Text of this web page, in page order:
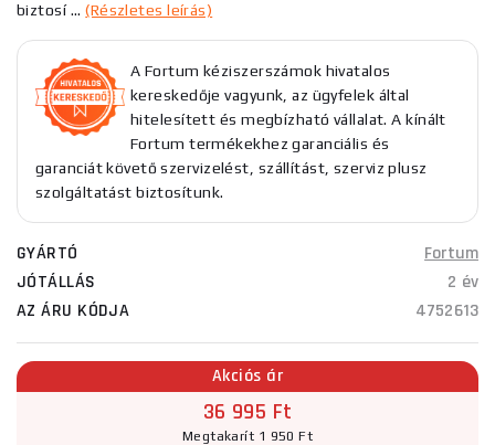
biztosí ...(Részletes leírás)
A Fortum kéziszerszámok hivatalos
kereskedője vagyunk, az ügyfelek által
hitelesített és megbízható vállalat. A kínált
Fortum termékekhez garanciális és
garanciát követő szervizelést, szállítást, szerviz plusz
szolgáltatást biztosítunk.
GYÁRTÓ
Fortum
JÓTÁLLÁS
2 év
AZ ÁRU KÓDJA
4752613
Akciós ár
36 995 Ft
Megtakarít 1 950 Ft